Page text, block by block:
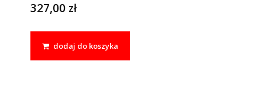
327,00 zł
dodaj do koszyka